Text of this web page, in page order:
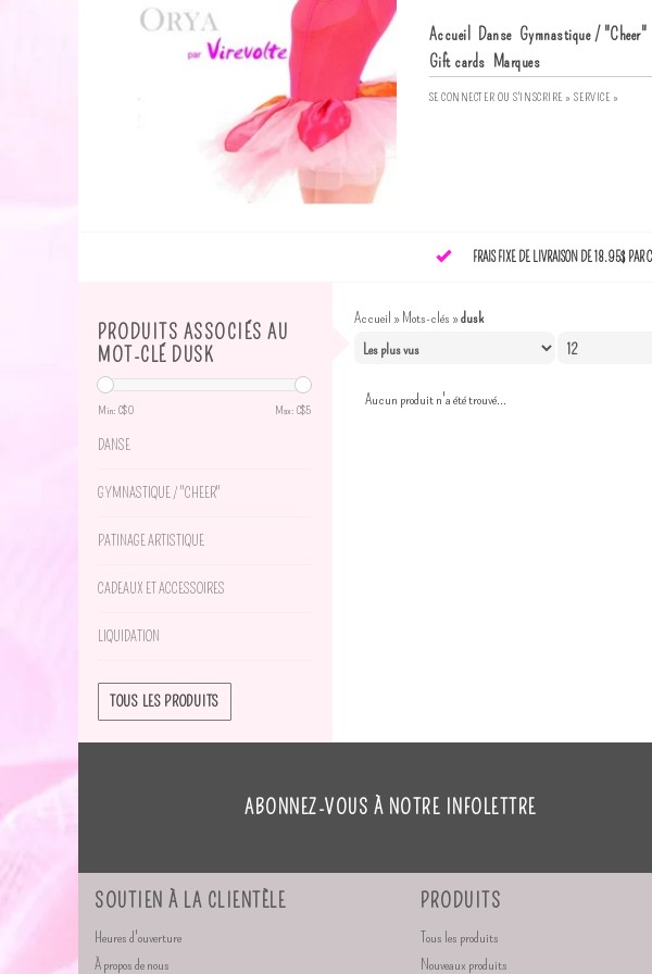
Accueil Danse Gymnastique / "Cheer"
Gift cards Marques
SE CONNECTER OUS'INSCRIRE » SERVICE »
FRAIS FIXE DE LIVRAISON DE 18.95$ PAR
PRODUITS ASSOCIÉS AU
MOT-CLÉ DUSK
Min: C$0 Max: C$5
DANSE
GYMNASTIQUE / "CHEER"
PATINAGE ARTISTIQUE
CADEAUX ET ACCESSOIRES
LIQUIDATION
TOUS LES PRODUITS
Accueil »Mots-clés »dusk
Aucun produit n'a été trouvé...
ABONNEZ-VOUS À NOTRE INFOLETTRE
SOUTIEN À LA CLIENTÈLE
Heures d'ouverture
À propos de nous
PRODUITS
Tous les produits
Nouveaux produits